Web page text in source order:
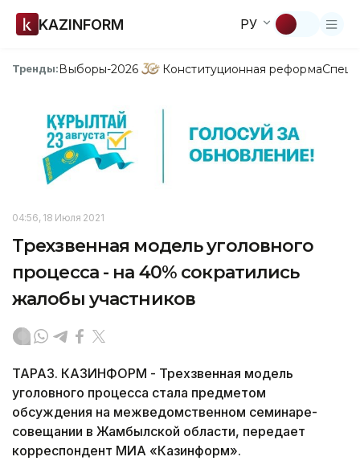
KAZINFORM РУ
Тренды:Выборы-2026 Конституционная реформа
04:56, 18 Июля 2021
Трехзвенная модель уголовного
процесса - на 40% сократились
жалобы участников
ТАРАЗ. КАЗИНФОРМ - Трехзвенная модель
уголовного процесса стала предметом
обсуждения на межведомственном семинаре-
совещании в Жамбылской области, передает
корреспондент МИА «Казинформ».